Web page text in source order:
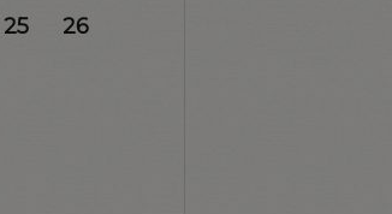
25 26